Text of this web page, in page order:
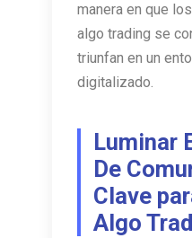
manera en que
algo trading se
triunfan en un
digitalizado.
Luminar
De
Clave
Algo